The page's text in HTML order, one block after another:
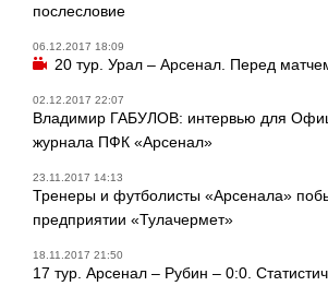
послесловие
06.12.2017 18:09
20 тур. Урал – Арсенал. Перед
02.12.2017 22:07
Владимир ГАБУЛОВ: интервью для
журнала ПФК «Арсенал»
23.11.2017 14:13
Тренеры и футболисты «Арсенала»
предприятии «Тулачермет»
18.11.2017 21:50
17 тур. Арсенал – Рубин – 0:0.